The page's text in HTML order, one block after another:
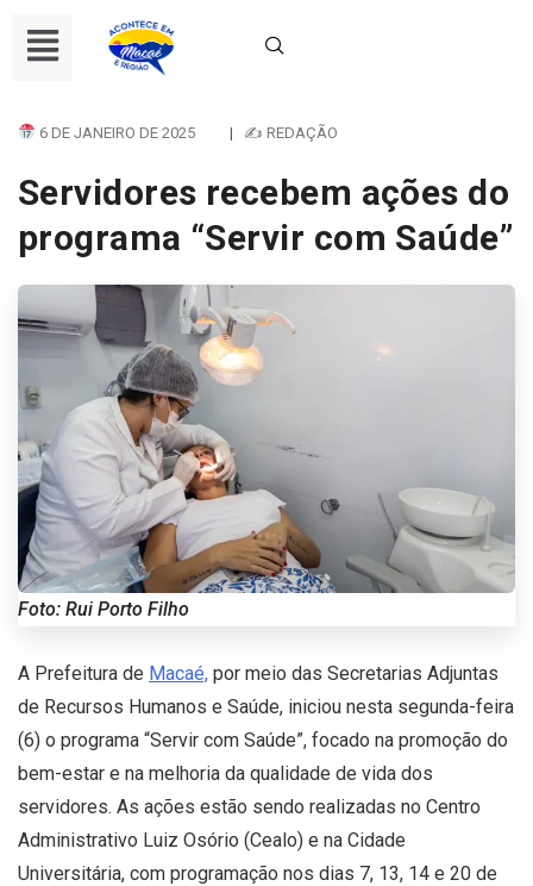
6 DE JANEIRO DE 2025 | ✍ REDAÇÃO
Servidores recebem ações do
programa “Servir com Saúde”
Foto: Rui Porto Filho
A Prefeitura de Macaé, por meio das Secretarias Adjuntas
de Recursos Humanos e Saúde, iniciou nesta segunda-feira
(6) o programa “Servir com Saúde”, focado na promoção do
bem-estar e na melhoria da qualidade de vida dos
servidores. As ações estão sendo realizadas no Centro
Administrativo Luiz Osório (Cealo) e na Cidade
Universitária, com programação nos dias 7, 13, 14 e 20 de